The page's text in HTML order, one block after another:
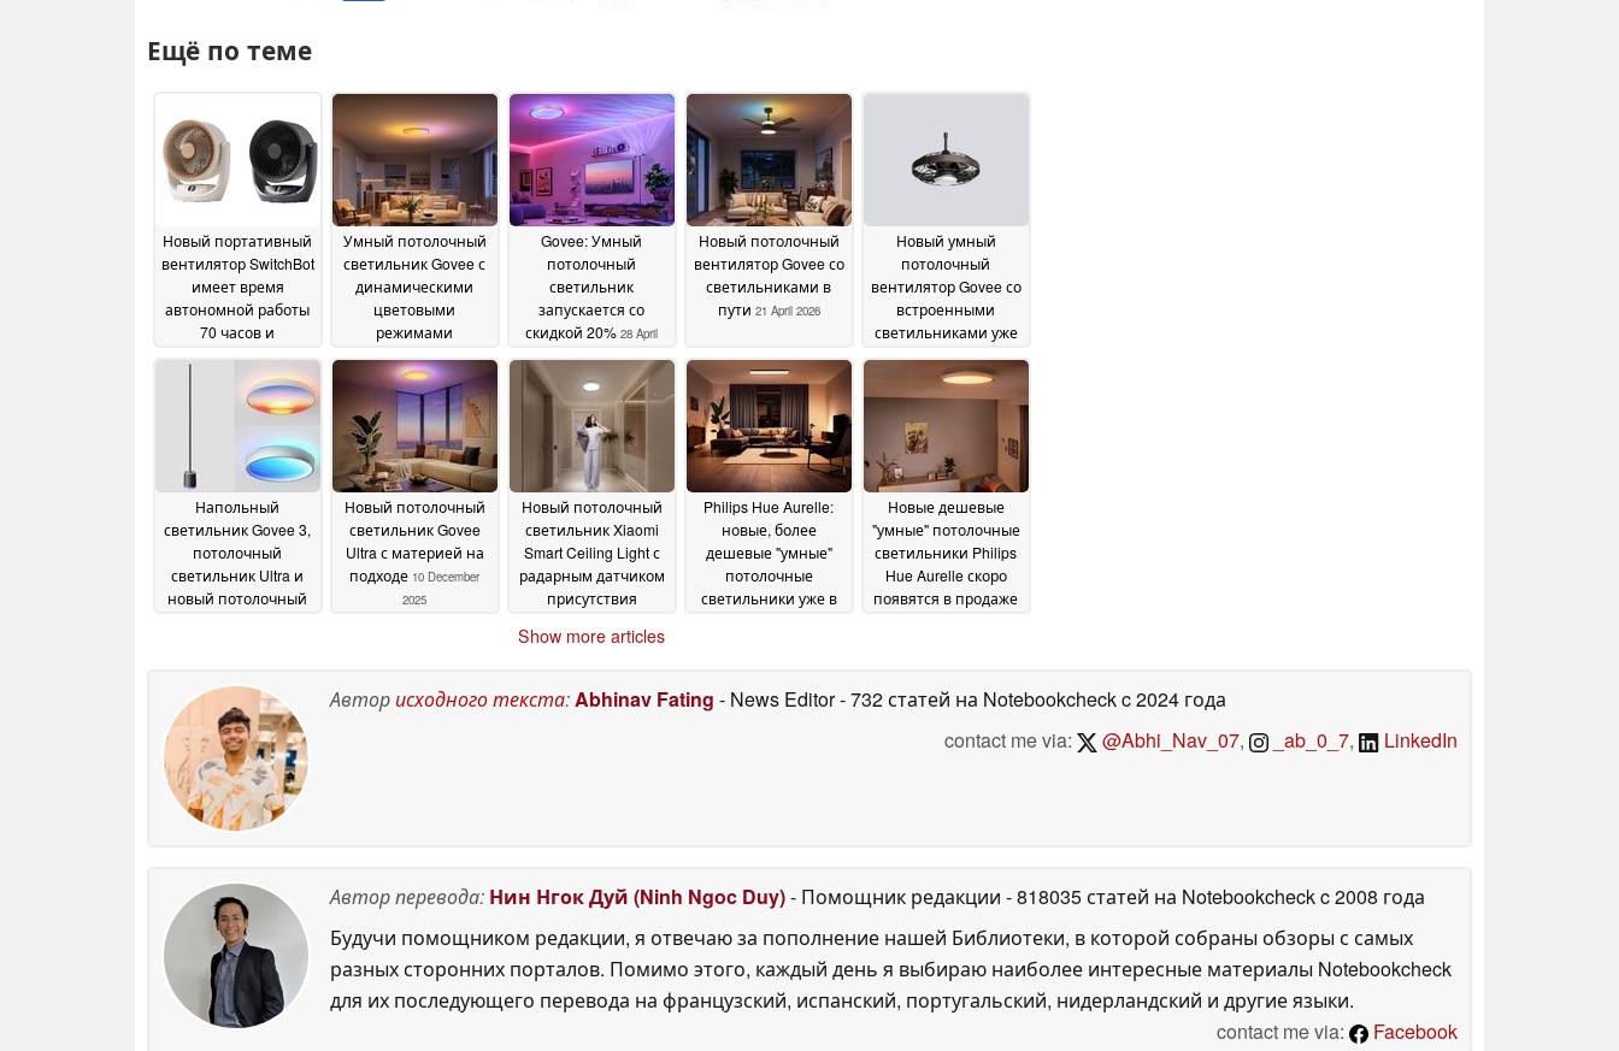
Ещё по теме
Новый портативный
вентилятор SwitchBot
имеет время
автономной работы
70 часов и
протокол Matter31 July
2026
Умный потолочный
светильник Govee с
динамическими
цветовыми
режимами
скидкой07 May 2026
Govee: Умный
потолочный
светильник
запускается со
скидкой 20% 28 April
2026
Новый потолочный
вентилятор Govee со
светильниками в
пути 21 April 2026
Новый умный
потолочный
вентилятор Govee со
встроенными
светильниками уже
07 January 2026
Напольный
светильник Govee 3,
потолочный
светильник Ultra и
новый потолочный
December 2025
Новый потолочный
светильник Govee
Ultra с материей на
подходе 10 December
2025
Новый потолочный
светильник Xiaomi
Smart Ceiling Light с
радарным датчиком
присутствия
July 2025
Philips Hue Aurelle:
новые, более
дешевые "умные"
потолочные
светильники уже в
Новые дешевые
"умные" потолочные
светильники Philips
Hue Aurelle скоро
появятся в продаже
Show more articles
Авторисходного текста:Abhinav Fating - News Editor- 732 статей на Notebookcheckc 2024 года
contact me via:
@Abhi_Nav_07, _ab_0_7, LinkedIn
Автор перевода: Нин Нгок Дуй (Ninh Ngoc Duy)- Помощник редакции - 818035 статей на Notebookcheckc 2008 года
Будучи помощником редакции, я отвечаю за пополнение нашей Библиотеки, в которой собраны обзоры с самых
разных сторонних порталов. Помимо этого, каждый день я выбираю наиболее интересные материалы Notebookcheck
для их последующего перевода на французский, испанский, португальский, нидерландский и другие языки.
contact me via:
Facebook